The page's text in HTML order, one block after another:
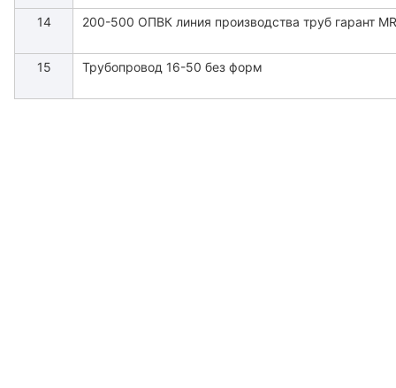
14 200-500 ОПВК линия производства труб гарант
15 Трубопровод 16-50 без форм